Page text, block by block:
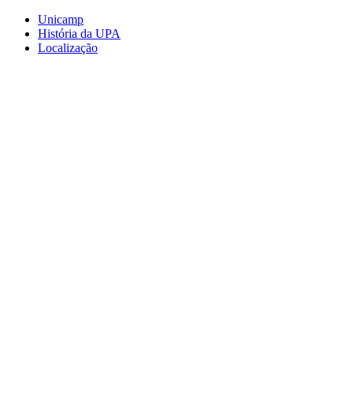
Conteúdo principal
Unicamp
História da UPA
Localização